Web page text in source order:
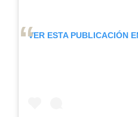
VER ESTA PUBLICACIÓN